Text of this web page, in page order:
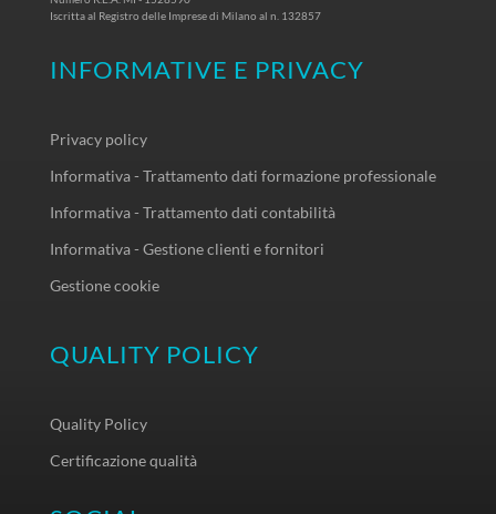
Iscritta al Registro delle Imprese di Milano al n. 132857
INFORMATIVE E PRIVACY
Privacy policy
Informativa - Trattamento dati formazione professionale
Informativa - Trattamento dati contabilità
Informativa - Gestione clienti e fornitori
Gestione cookie
QUALITY POLICY
Quality Policy
Certificazione qualità